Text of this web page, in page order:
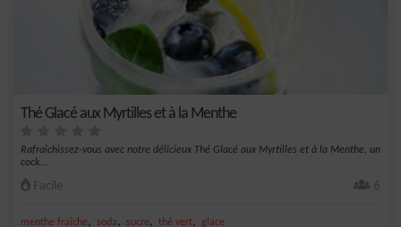
Thé Glacé aux Myrtilles et à la Menthe
Rafraîchissez-vous avec notre délicieux Thé Glacé aux Myrtilles et à la Menthe, un
cock...
Facile 6
menthe fraîche, soda, sucre, thé vert, glace